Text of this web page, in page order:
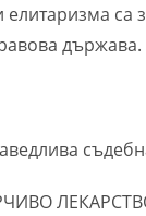
елитаризма
държава.